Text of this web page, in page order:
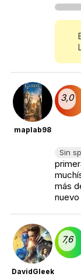
maplab98
3,0
Sin
más
DavidGleek
7,6